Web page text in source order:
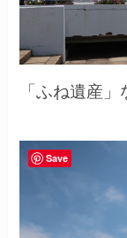
「ふね遺産
Save